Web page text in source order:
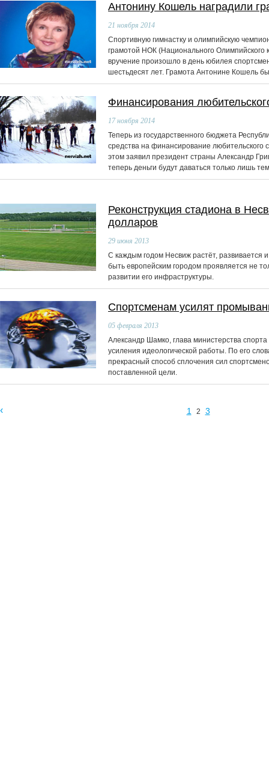
Антонину Кошель наградили
21 ноября 2014
Спортивную гимнастку и олимпийскую
грамотой НОК (Национального Олимпийского
вручение произошло в день юбилея
шестьдесят лет. Грамота Антонине Кошель
Финансирования
17 ноября 2014
Теперь из государственного бюджета
средства на финансирование любительского
этом заявил президент страны Александр
теперь деньги будут даваться только лишь
Реконструкция стадиона в
долларов
29 июня 2013
С каждым годом Несвиж растёт, развивается
быть европейским городом проявляется не
развитии его инфраструктуры.
Спортсменам усилят
05 февраля 2013
Александр Шамко, глава министерства
усиления идеологической работы. По его
прекрасный способ сплочения сил
поставленной цели.
‹ 1 2 3